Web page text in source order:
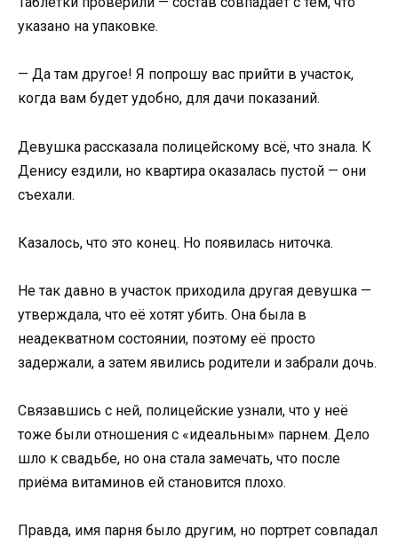
указано на упаковке.
— Да там другое! Я попрошу вас прийти в участок,
когда вам будет удобно, для дачи показаний.
Девушка рассказала полицейскому всё, что знала. К
Денису ездили, но квартира оказалась пустой — они
съехали.
Казалось, что это конец. Но появилась ниточка.
Не так давно в участок приходила другая девушка —
утверждала, что её хотят убить. Она была в
неадекватном состоянии, поэтому её просто
задержали, а затем явились родители и забрали дочь.
Связавшись с ней, полицейские узнали, что у неё
тоже были отношения с «идеальным» парнем. Дело
шло к свадьбе, но она стала замечать, что после
приёма витаминов ей становится плохо.
Правда, имя парня было другим, но портрет совпадал